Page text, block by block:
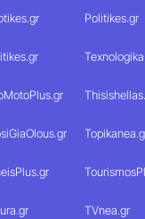
Politikes.gr
TVnea.gr